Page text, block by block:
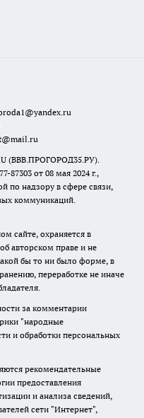
(ВВВ.ПРОГОРОД35.РУ).
от 08 мая 2024 г.,
по надзору в сфере связи,
коммуникаций.
сайте, охраняется в
авторском праве и не
бы то ни было форме, в
переработке не иначе
за комментарии
"народные
и обработки персональных
рекомендательные
предоставления
и анализа сведений,
сети "Интернет",